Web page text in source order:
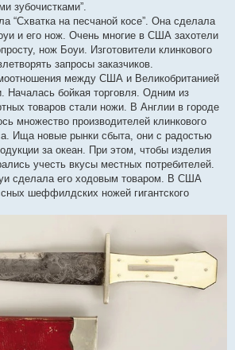
зубочистками”.
“Схватка на песчаной косе”. Она сделала
и его нож. Очень многие в США захотели
нож Боуи. Изготовители клинкового
запросы заказчиков.
между США и Великобританией
Началась бойкая торговля. Одним из
товаров стали ножи. В Англии в городе
множество производителей клинкового
Ища новые рынки сбыта, они с радостью
за океан. При этом, чтобы изделия
учесть вкусы местных потребителей.
сделала его ходовым товаром. В США
шеффилдских ножей гигантского